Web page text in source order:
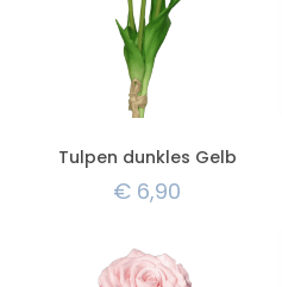
Tulpen dunkles Gelb
€ 6,90